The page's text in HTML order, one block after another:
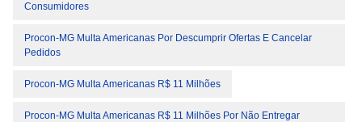
Consumidores
Procon-MG Multa Americanas Por Descumprir Ofertas E Cancelar
Pedidos
Procon-MG Multa Americanas R$ 11 Milhões
Procon-MG Multa Americanas R$ 11 Milhões Por Não Entregar